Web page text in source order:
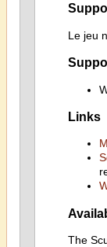
Le jeu
Links
The